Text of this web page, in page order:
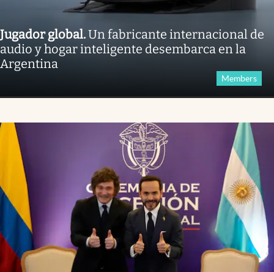
Jugador global.Un fabricante internacional de
audio y hogar inteligente desembarca en la
Argentina
Members